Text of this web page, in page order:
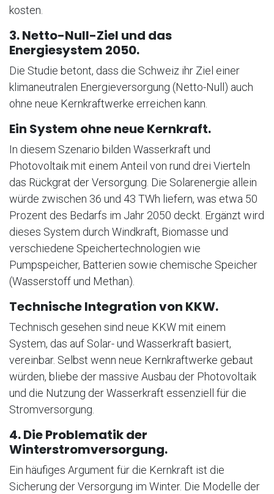
kosten.
3. Netto-Null-Ziel und das
Energiesystem 2050.
Die Studie betont, dass die Schweiz ihr Ziel einer
klimaneutralen Energieversorgung (Netto-Null) auch
ohne neue Kernkraftwerke erreichen kann.
Ein System ohne neue Kernkraft.
In diesem Szenario bilden Wasserkraft und
Photovoltaik mit einem Anteil von rund drei Vierteln
das Rückgrat der Versorgung. Die Solarenergie allein
würde zwischen 36 und 43 TWh liefern, was etwa 50
Prozent des Bedarfs im Jahr 2050 deckt. Ergänzt wird
dieses System durch Windkraft, Biomasse und
verschiedene Speichertechnologien wie
Pumpspeicher, Batterien sowie chemische Speicher
(Wasserstoff und Methan).
Technische Integration von KKW.
Technisch gesehen sind neue KKW mit einem
System, das auf Solar- und Wasserkraft basiert,
vereinbar. Selbst wenn neue Kernkraftwerke gebaut
würden, bliebe der massive Ausbau der Photovoltaik
und die Nutzung der Wasserkraft essenziell für die
Stromversorgung.
4. Die Problematik der
Winterstromversorgung.
Ein häufiges Argument für die Kernkraft ist die
Sicherung der Versorgung im Winter. Die Modelle der